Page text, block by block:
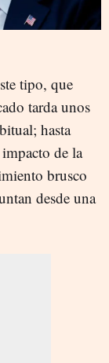
tipo, que
tarda unos
hasta
de la
brusco
desde una